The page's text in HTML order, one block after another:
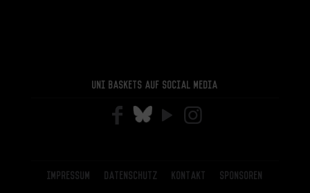
Uni Baskets auf Social Media
Impressum Datenschutz Kontakt Sponsoren